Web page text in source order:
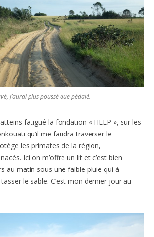
j’aurai plus poussé que pédalé.
fatigué la fondation « HELP », sur les
qu’il me faudra traverser le
les primates de la région,
Ici on m’offre un lit et c’est bien
au matin sous une faible pluie qui à
le sable. C’est mon dernier jour au